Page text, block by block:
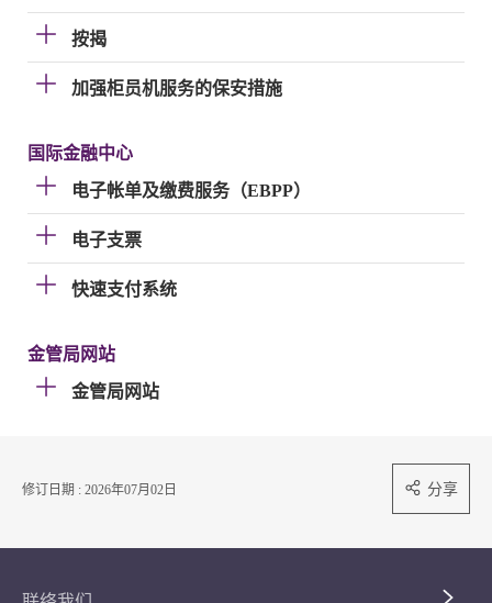
按揭
加强柜员机服务的保安措施
国际金融中心
电子帐单及缴费服务（EBPP）
电子支票
快速支付系统
金管局网站
金管局网站
修订日期 : 2026年07月02日 分享